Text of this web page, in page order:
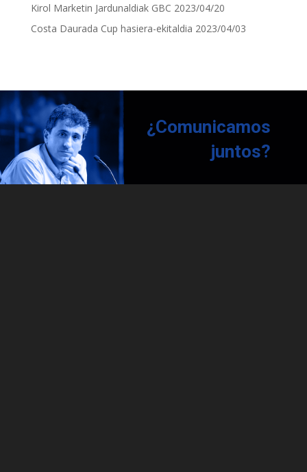
Kirol Marketin Jardunaldiak GBC 2023/04/20
Costa Daurada Cup hasiera-ekitaldia 2023/04/03
¿Comunicamos
juntos?